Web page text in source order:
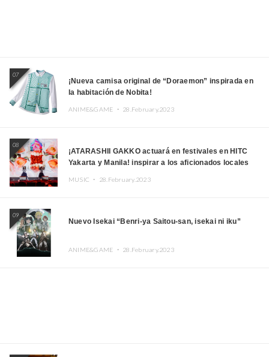
07
¡Nueva camisa original de “Doraemon” inspirada en
la habitación de Nobita!
ANIME&GAME ・ 28.February.2023
08
¡ATARASHII GAKKO actuará en festivales en HITC
Yakarta y Manila! inspirar a los aficionados locales
MUSIC ・ 28.February.2023
09
Nuevo Isekai “Benri-ya Saitou-san, isekai ni iku”
ANIME&GAME ・ 28.February.2023